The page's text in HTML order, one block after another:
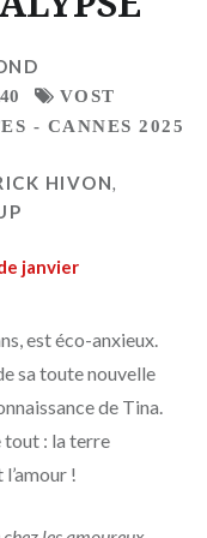
VOST
- CANNES 2025
HIVON,
janvier
est éco-anxieux.
sa toute nouvelle
de Tina.
: la terre
!